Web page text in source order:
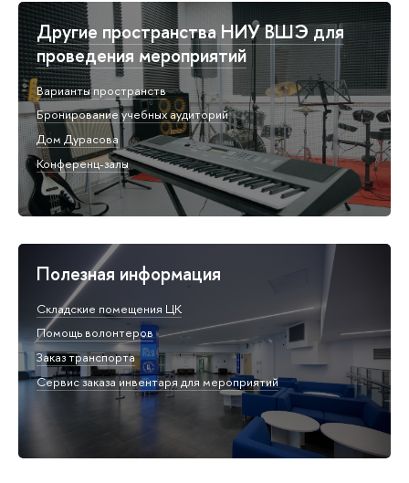
Другие пространства НИУ ВШЭ для
проведения мероприятий
Варианты пространств
Бронирование учебных аудиторий
Дом Дурасова
Конференц-залы
Полезная информация
Складские помещения ЦК
Помощь волонтеров
Заказ транспорта
Сервис заказа инвентаря для мероприятий